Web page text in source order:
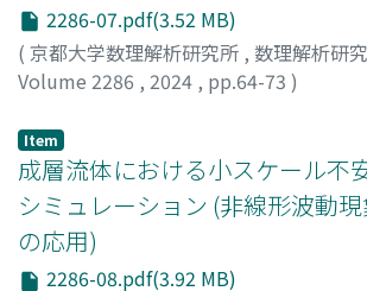
2286-07.pdf(3.52 MB)
( 京都大学数理解析研究所 , 数理解析研
Volume 2286 , 2024 , pp.64-73 )
Item
成層流体における小スケール不
シミュレーション (非線形波動
の応用)
2286-08.pdf(3.92 MB)